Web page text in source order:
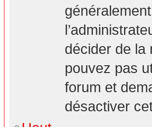
décider de la
pouvez pas
forum et
désactiver